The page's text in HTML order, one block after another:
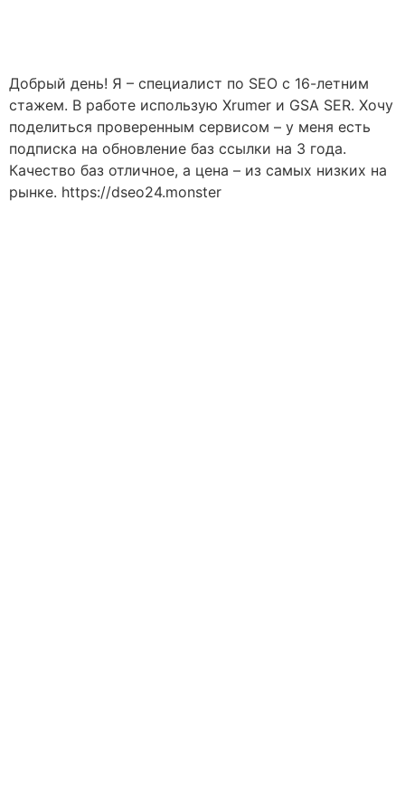
Добрый день! Я – специалист по SEO с 16-летним
стажем. В работе использую Xrumer и GSA SER. Хочу
поделиться проверенным сервисом – у меня есть
подписка на обновление баз ссылки на 3 года.
Качество баз отличное, а цена – из самых низких на
рынке. https://dseo24.monster